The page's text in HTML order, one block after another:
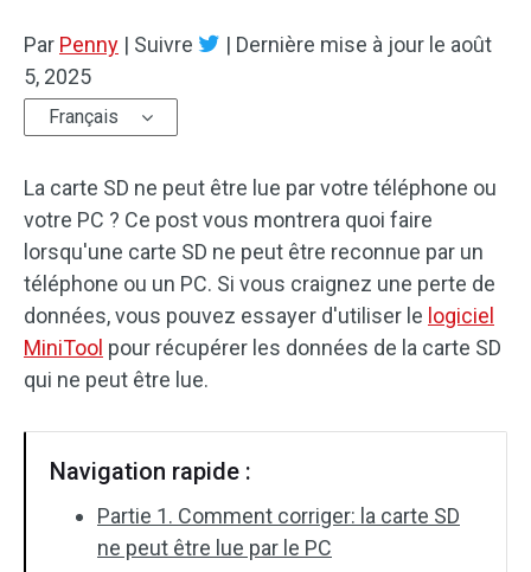
Par Penny | Suivre | Dernière mise à jour le août
5, 2025
Français
La carte SD ne peut être lue par votre téléphone ou
votre PC ? Ce post vous montrera quoi faire
lorsqu'une carte SD ne peut être reconnue par un
téléphone ou un PC. Si vous craignez une perte de
données, vous pouvez essayer d'utiliser le logiciel
MiniTool pour récupérer les données de la carte SD
qui ne peut être lue.
Navigation rapide :
Partie 1. Comment corriger: la carte SD
ne peut être lue par le PC